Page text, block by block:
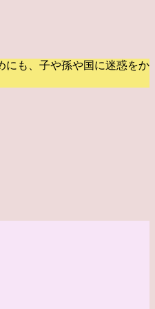
にも、子や孫や国に迷惑をか